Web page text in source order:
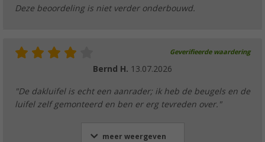
Thule aluminium achterprofiel voor luifel
Deze beoordeling is niet verder onderbouwd.
Geverifieerde waardering
Bernd H. 13.07.2026
"De dakluifel is echt een aanrader; ik heb de beugels en de
luifel zelf gemonteerd en ben er erg tevreden over."
meer weergeven